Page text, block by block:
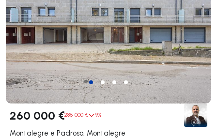
260 000 €285 000 € 9%
Montalegre e Padroso, Montalegre